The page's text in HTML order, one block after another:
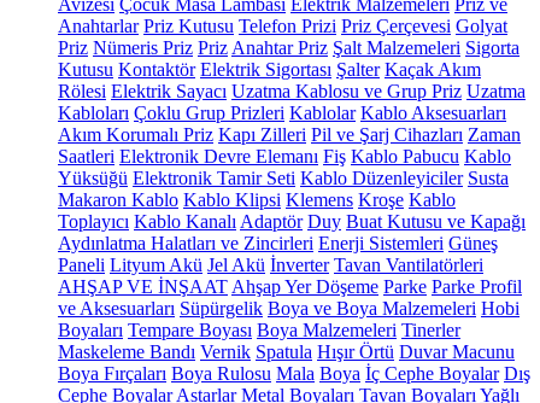
Avizesi Çocuk Masa Lambası Elektrik Malzemeleri Priz ve
Anahtarlar Priz Kutusu Telefon Prizi Priz Çerçevesi Golyat
Priz Nümeris Priz Priz Anahtar Priz Şalt Malzemeleri Sigorta
Kutusu Kontaktör Elektrik Sigortası Şalter Kaçak Akım
Rölesi Elektrik Sayacı Uzatma Kablosu ve Grup Priz Uzatma
Kabloları Çoklu Grup Prizleri Kablolar Kablo Aksesuarları
Akım Korumalı Priz Kapı Zilleri Pil ve Şarj Cihazları Zaman
Saatleri Elektronik Devre Elemanı Fiş Kablo Pabucu Kablo
Yüksüğü Elektronik Tamir Seti Kablo Düzenleyiciler Susta
Makaron Kablo Kablo Klipsi Klemens Kroşe Kablo
Toplayıcı Kablo Kanalı Adaptör Duy Buat Kutusu ve Kapağı
Aydınlatma Halatları ve Zincirleri Enerji Sistemleri Güneş
Paneli Lityum Akü Jel Akü İnverter Tavan Vantilatörleri
AHŞAP VE İNŞAAT Ahşap Yer Döşeme Parke Parke Profil
ve Aksesuarları Süpürgelik Boya ve Boya Malzemeleri Hobi
Boyaları Tempare Boyası Boya Malzemeleri Tinerler
Maskeleme Bandı Vernik Spatula Hışır Örtü Duvar Macunu
Boya Fırçaları Boya Rulosu Mala Boya İç Cephe Boyalar Dış
Cephe Boyalar Astarlar Metal Boyaları Tavan Boyaları Yağlı